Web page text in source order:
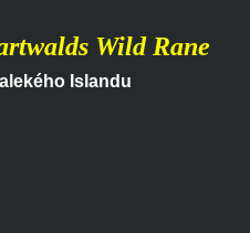
Wild Rane
Islandu